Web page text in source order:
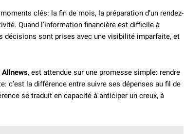
clés: la fin de mois, la préparation d’un rendez-
Quand l’information financière est difficile à
décisions sont prises avec une visibilité imparfaite, et
Allnews, est attendue sur une promesse simple: rendre
c’est la différence entre suivre ses dépenses au fil de
se traduit en capacité à anticiper un creux, à